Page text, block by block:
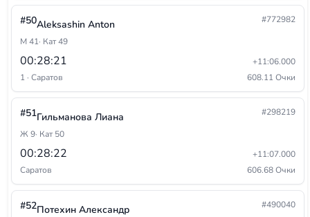
#50Aleksashin Anton
#772982
М 41· Кат 49
00:28:21
+11:06.000
1 · Саратов
608.11 Очки
#51Гильманова Лиана
#298219
Ж 9· Кат 50
00:28:22
+11:07.000
Саратов
606.68 Очки
#52Потехин Александр
#490040